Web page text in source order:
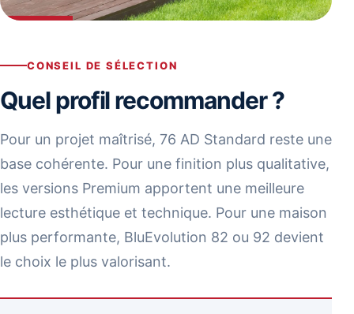
CONSEIL DE SÉLECTION
Quel profil recommander ?
Pour un projet maîtrisé, 76 AD Standard reste une
base cohérente. Pour une finition plus qualitative,
les versions Premium apportent une meilleure
lecture esthétique et technique. Pour une maison
plus performante, BluEvolution 82 ou 92 devient
le choix le plus valorisant.